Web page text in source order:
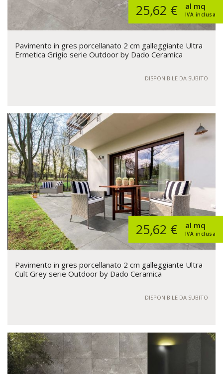
25,62 € IVA inclusa
al mq
Pavimento in gres porcellanato 2 cm galleggiante Ultra
Ermetica Grigio serie Outdoor by Dado Ceramica
DISPONIBILE DA SUBITO
25,62 € IVA inclusa
al mq
Pavimento in gres porcellanato 2 cm galleggiante Ultra
Cult Grey serie Outdoor by Dado Ceramica
DISPONIBILE DA SUBITO